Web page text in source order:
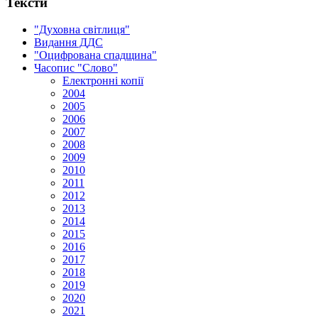
"Духовна світлиця"
Видання ДДС
"Оцифрована спадщина"
Часопис "Слово"
Електронні копії
2004
2005
2006
2007
2008
2009
2010
2011
2012
2013
2014
2015
2016
2017
2018
2019
2020
2021